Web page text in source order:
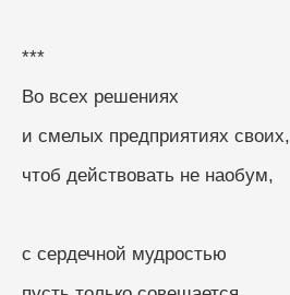
***
Во всех решениях
и смелых предприятиях своих,
чтоб действовать не наобум,
с сердечной мудростью